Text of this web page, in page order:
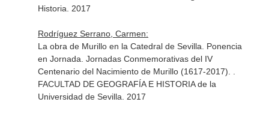
Historia. 2017
Rodríguez Serrano, Carmen:
La obra de Murillo en la Catedral de Sevilla. Ponencia
en Jornada. Jornadas Conmemorativas del IV
Centenario del Nacimiento de Murillo (1617-2017). .
FACULTAD DE GEOGRAFÍA E HISTORIA de la
Universidad de Sevilla. 2017